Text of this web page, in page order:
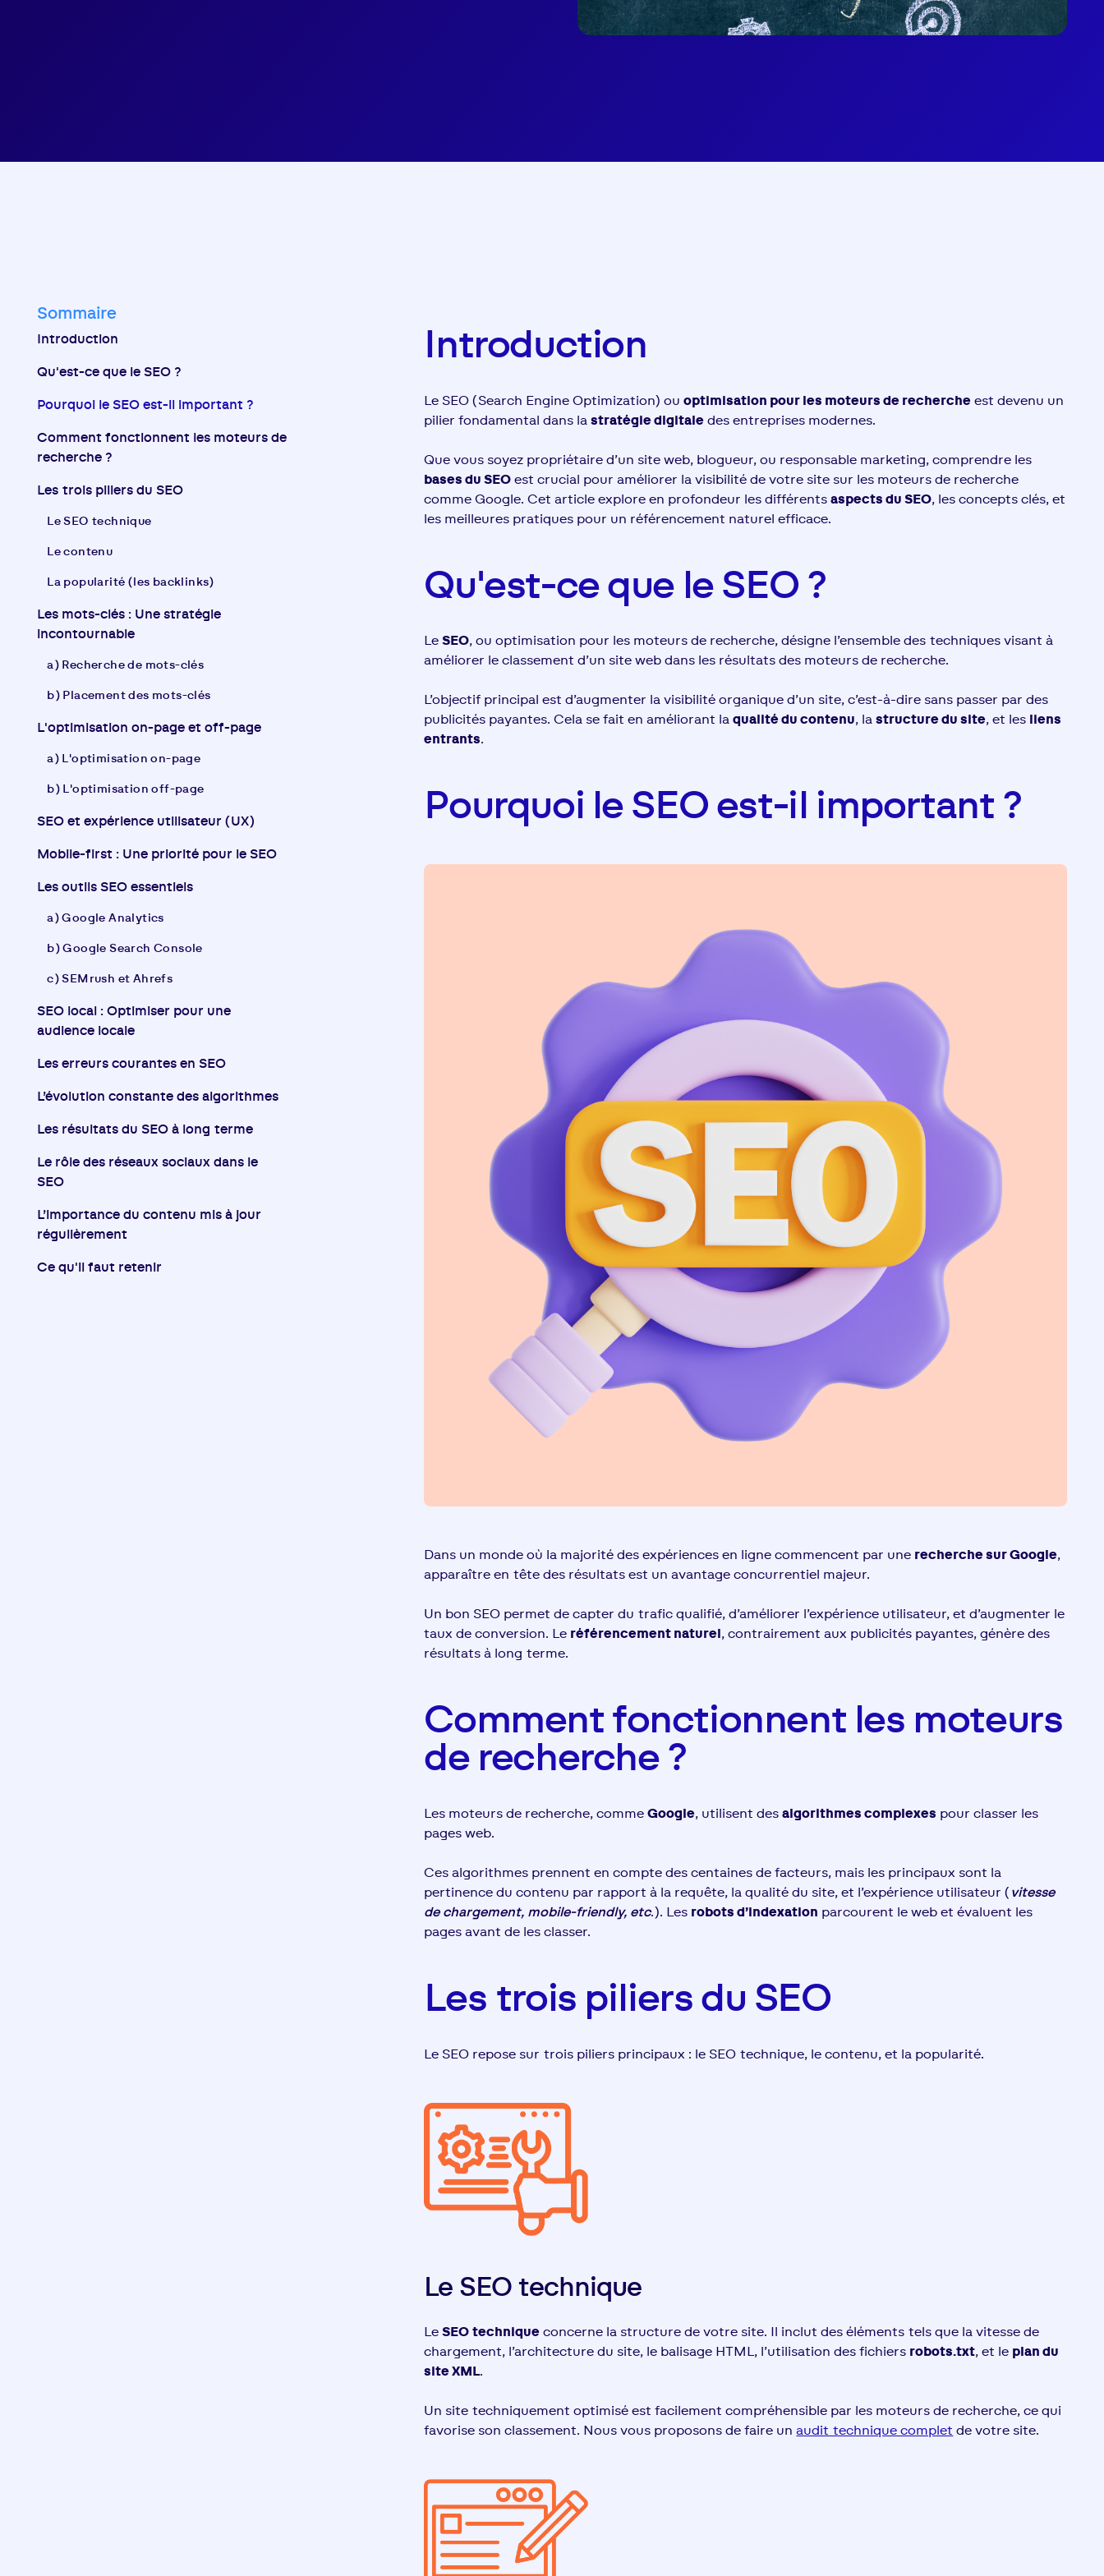
Sommaire
Introduction
Qu'est-ce que le SEO ?
Pourquoi le SEO est-il important ?​
Comment fonctionnent les moteurs de
recherche ?​
Les trois piliers du SEO​
Le SEO technique
Le contenu
La popularité (les backlinks)
Les mots-clés : Une stratégie
incontournable
a) Recherche de mots-clés
b) Placement des mots-clés
L'optimisation on-page et off-page
a) L'optimisation on-page​
b) L'optimisation off-page
SEO et expérience utilisateur (UX)
Mobile-first : Une priorité pour le SEO
Les outils SEO essentiels
a) Google Analytics
b) Google Search Console
c) SEMrush et Ahrefs
SEO local : Optimiser pour une
audience locale
Les erreurs courantes en SEO
L’évolution constante des algorithmes
Les résultats du SEO à long terme
Le rôle des réseaux sociaux dans le
SEO
L’importance du contenu mis à jour
régulièrement
Ce qu'il faut retenir
Introduction
Le SEO (Search Engine Optimization) ouoptimisation pour les moteurs de recherche est devenu un
pilier fondamental dans lastratégie digitale des entreprises modernes.
Que vous soyez propriétaire d’un site web, blogueur, ou responsable marketing, comprendre les
bases du SEO est crucial pour améliorer la visibilité de votre site sur les moteurs de recherche
comme Google. Cet article explore en profondeur les différentsaspects du SEO, les concepts clés, et
les meilleures pratiques pour un référencement naturel efficace.
Qu'est-ce que le SEO ?
LeSEO, ou optimisation pour les moteurs de recherche, désigne l’ensemble des techniques visant à
améliorer le classement d’un site web dans les résultats des moteurs de recherche.
L’objectif principal est d’augmenter la visibilité organique d’un site, c’est-à-dire sans passer par des
publicités payantes. Cela se fait en améliorant laqualité du contenu, lastructure du site, et les
liens
entrants.
Pourquoi le SEO est-il important ?​
Dans un monde où la majorité des expériences en ligne commencent par une recherche sur Google,
apparaître en tête des résultats est un avantage concurrentiel majeur.
Un bon SEO permet de capter du trafic qualifié, d’améliorer l’expérience utilisateur, et d’augmenter le
taux de conversion. Le référencement naturel , contrairement aux publicités payantes, génère des
résultats à long terme.
Comment fonctionnent les moteurs
de recherche ?​
Les moteurs de recherche, commeGoogle, utilisent desalgorithmes complexes pour classer les
pages web.
Ces algorithmes prennent en compte des centaines de facteurs, mais les principaux sont la
pertinence du contenu par rapport à la requête, la qualité du site, et l’expérience utilisateur ( vitesse
de chargement, mobile-friendly, etc.). Les robots d’indexation parcourent le web et évaluent les
pages avant de les classer.
Les trois piliers du SEO​
Le SEO repose sur trois piliers principaux : le SEO technique, le contenu, et la popularité.
Le SEO technique
LeSEO technique concerne la structure de votre site. Il inclut des éléments tels que la vitesse de
chargement, l’architecture du site, le balisage HTML, l’utilisation des fichiers robots.txt, et le plan du
site XML.
Un site techniquement optimisé est facilement compréhensible par les moteurs de recherche, ce qui
favorise son classement. Nous vous proposons de faire unaudit technique complet de votre site.